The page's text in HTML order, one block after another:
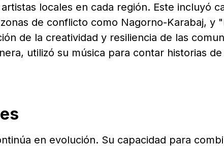
locales en cada región. Este incluyó
de conflicto como Nagorno-Karabaj, y
de la creatividad y resiliencia de las
utilizó su música para contar historias
en evolución. Su capacidad para